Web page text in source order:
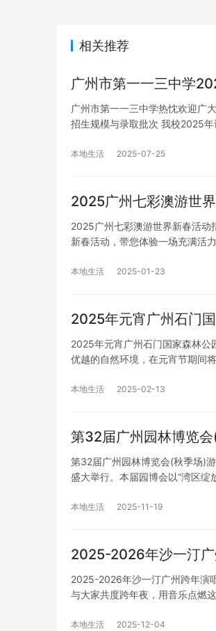
相关推荐
广州市第一一三中学
广州市第一一三中学热忱欢迎广
招生规模与录取批次 我校2025
本地生活 2025-07-25
2025广州七彩澳游世
2025广州七彩澳游世界新春活动
新春活动，带您体验一场充满活
本地生活 2025-01-23
2025年元宵广州石门
2025年元宵广州石门国家森林公
优越的自然环境，在元宵节期间
本地生活 2025-02-13
第32届广州园林博览
第32届广州园林博览会(秋季场)
盛大举行。本届园博会以“湾区绽
本地生活 2025-11-19
2025-2026年沙一汀广
2025-2026年沙一汀广州跨年演
与大家共度跨年夜，用音乐点燃
本地生活 2025-12-04